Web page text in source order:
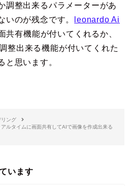
調整出来るパラメーターがあ
いのが残念です。
leonardo Ai
共有機能が付いてくれるか、
整出来る機能が付いてくれた
と思います。
リング
ルタイムに画面共有してAIで画像を作成出来る
います